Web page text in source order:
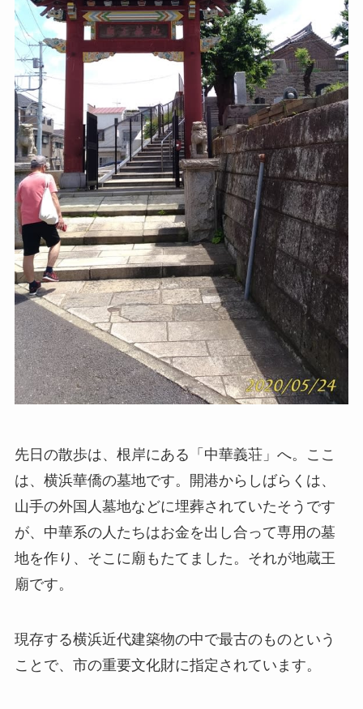
先日の散歩は、根岸にある「中華義荘」へ。ここ
は、横浜華僑の墓地です。開港からしばらくは、
山手の外国人墓地などに埋葬されていたそうです
が、中華系の人たちはお金を出し合って専用の墓
地を作り、そこに廟もたてました。それが地蔵王
廟です。
現存する横浜近代建築物の中で最古のものという
ことで、市の重要文化財に指定されています。